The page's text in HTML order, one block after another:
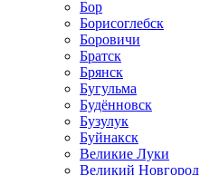
Бор
Борисоглебск
Боровичи
Братск
Брянск
Бугульма
Будённовск
Бузулук
Буйнакск
Великие Луки
Великий Новгород